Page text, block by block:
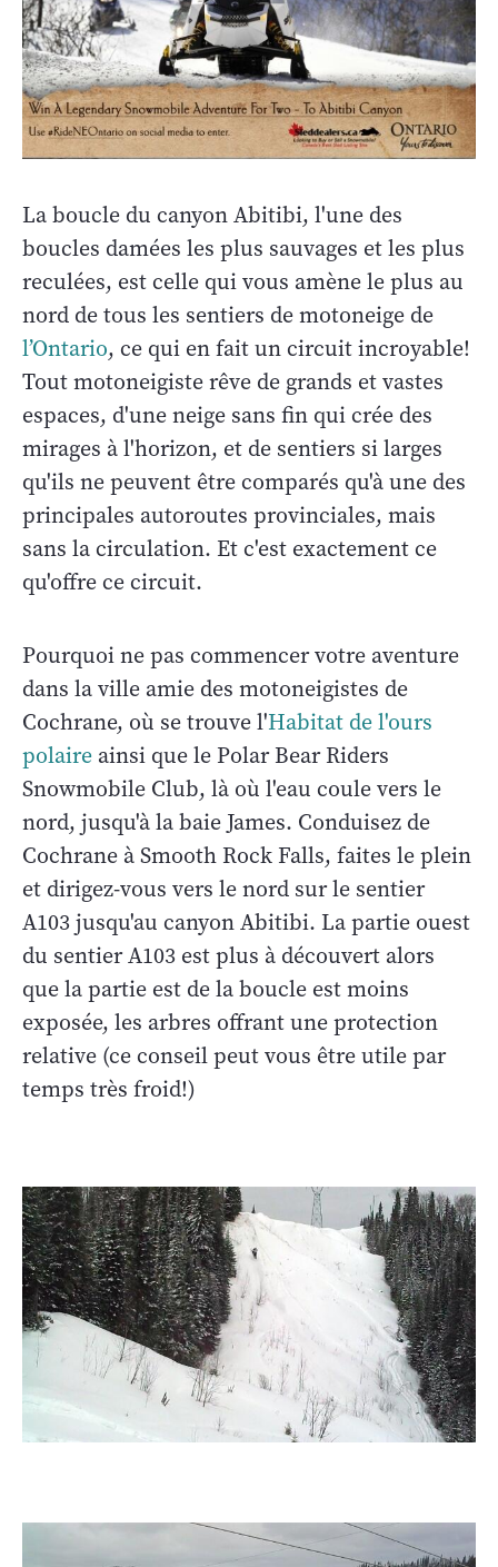
La boucle du canyon Abitibi, l'une des
boucles damées les plus sauvages et les plus
reculées, est celle qui vous amène le plus au
nord de tous les sentiers de motoneige de
l’Ontario, ce qui en fait un circuit incroyable!
Tout motoneigiste rêve de grands et vastes
espaces, d'une neige sans fin qui crée des
mirages à l'horizon, et de sentiers si larges
qu'ils ne peuvent être comparés qu'à une des
principales autoroutes provinciales, mais
sans la circulation. Et c'est exactement ce
qu'offre ce circuit.
Pourquoi ne pas commencer votre aventure
dans la ville amie des motoneigistes de
Cochrane, où se trouve l'Habitat de l'ours
polaire ainsi que le Polar Bear Riders
Snowmobile Club, là où l'eau coule vers le
nord, jusqu'à la baie James. Conduisez de
Cochrane à Smooth Rock Falls, faites le plein
et dirigez-vous vers le nord sur le sentier
A103 jusqu'au canyon Abitibi. La partie ouest
du sentier A103 est plus à découvert alors
que la partie est de la boucle est moins
exposée, les arbres offrant une protection
relative (ce conseil peut vous être utile par
temps très froid!)